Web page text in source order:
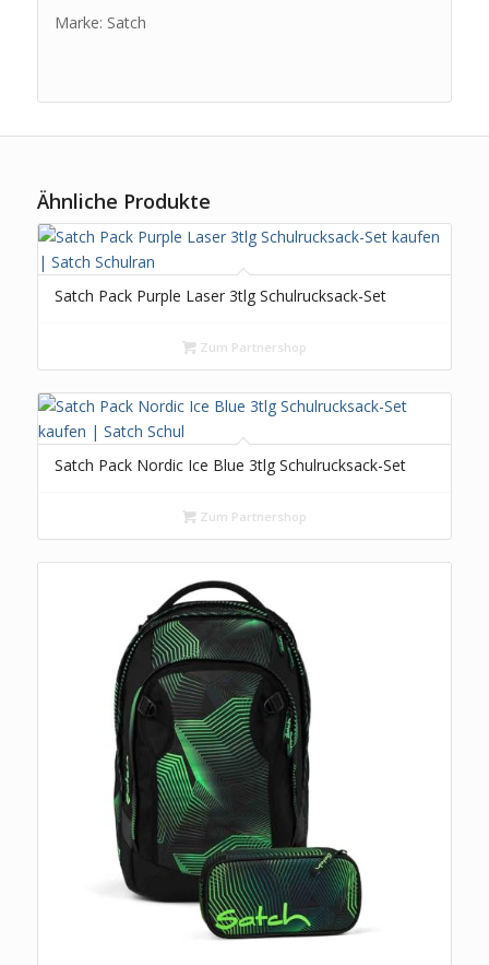
Marke: Satch
Ähnliche Produkte
Satch Pack Purple Laser 3tlg Schulrucksack-Set
Zum Partnershop
Satch Pack Nordic Ice Blue 3tlg Schulrucksack-Set
Zum Partnershop